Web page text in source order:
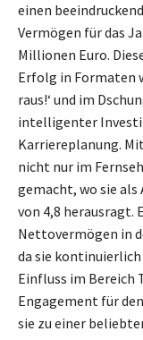
einen
Vermögen für das
Millionen Euro.
Erfolg in Formaten
raus!‘ und im
intelligenter
Karriereplanung.
nicht nur im
gemacht, wo sie
von 4,8 herausragt.
Nettovermögen in
da sie
Einfluss im Bereich
Engagement für
sie zu einer